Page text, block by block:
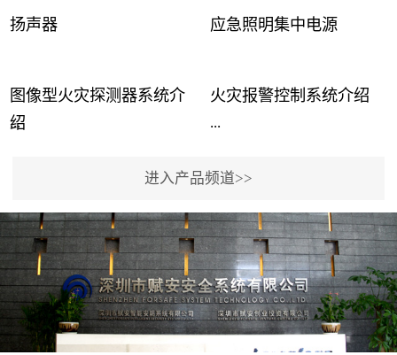
扬声器 应急照明集中电源
图像型火灾探测器系统介
绍
...
事故频发，传统的火灾探
测方法已无法满足要求。
尤其是目前众多的大型影
剧院、会议展览中心、体
育馆、大型仓库和隧道空
间等，其建筑结构特殊、
火灾报警控制系统介绍
...
用了具有仲裁机制和冗余
校验的总线传输技术、线
路状态检测与保护技术、
后向光电感烟探测技术、
高可靠的系统抗干扰技术
等多项专利技术和专有技
进入产品频道>>